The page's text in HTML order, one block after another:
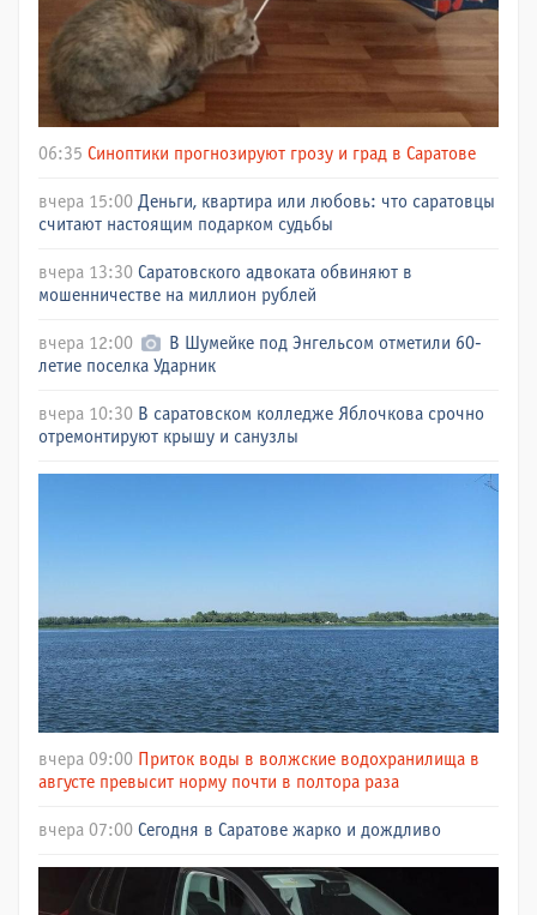
06:35 Синоптики прогнозируют грозу и град в Саратове
вчера 15:00 Деньги, квартира или любовь: что саратовцы
считают настоящим подарком судьбы
вчера 13:30 Саратовского адвоката обвиняют в
мошенничестве на миллион рублей
вчера 12:00
В Шумейке под Энгельсом отметили 60-
летие поселка Ударник
вчера 10:30 В саратовском колледже Яблочкова срочно
отремонтируют крышу и санузлы
вчера 09:00 Приток воды в волжские водохранилища в
августе превысит норму почти в полтора раза
вчера 07:00 Сегодня в Саратове жарко и дождливо